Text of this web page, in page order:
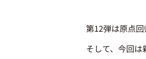
第12弾は原点
そして、今回は